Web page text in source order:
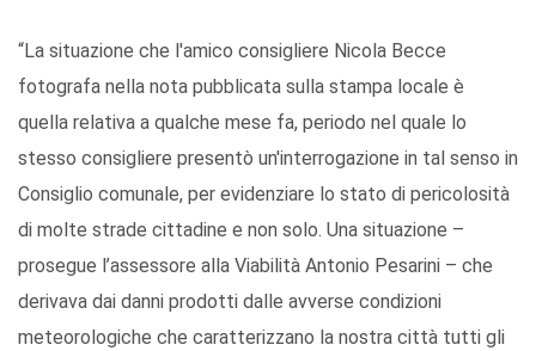
“La situazione che l'amico consigliere Nicola Becce
fotografa nella nota pubblicata sulla stampa locale è
quella relativa a qualche mese fa, periodo nel quale lo
stesso consigliere presentò un'interrogazione in tal senso in
Consiglio comunale, per evidenziare lo stato di pericolosità
di molte strade cittadine e non solo. Una situazione –
prosegue l’assessore alla Viabilità Antonio Pesarini – che
derivava dai danni prodotti dalle avverse condizioni
meteorologiche che caratterizzano la nostra città tutti gli